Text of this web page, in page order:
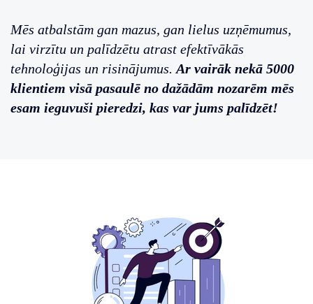
Mēs atbalstām gan mazus, gan lielus uzņēmumus,
lai virzītu un palīdzētu atrast efektīvākās
tehnoloģijas un risinājumus. Ar vairāk nekā 5000
klientiem visā pasaulē no dažādām nozarēm mēs
esam ieguvuši pieredzi, kas var jums palīdzēt!